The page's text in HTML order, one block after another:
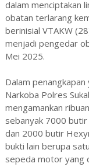
dalam menciptakan
obatan terlarang
berinisial VTAKW
menjadi pengedar
Mei 2025.
Dalam
Narkoba Polres
mengamankan
sebanyak 7000
dan 2000 butir
bukti lain berupa
sepeda motor yang